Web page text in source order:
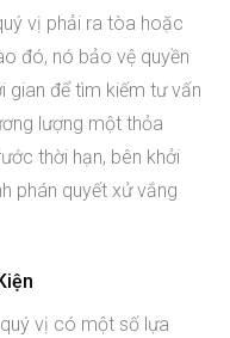
vị phải ra tòa hoặc
đó, nó bảo vệ quyền
gian để tìm kiếm tư vấn
lượng một thỏa
thời hạn, bên khởi
phán quyết xử vắng
vị có một số lựa